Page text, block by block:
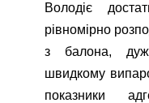
Володіє
рівномірно
з балона,
швидкому
показники